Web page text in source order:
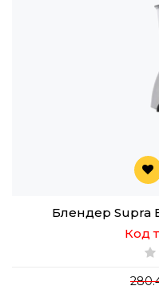
Блендер Supra
Код